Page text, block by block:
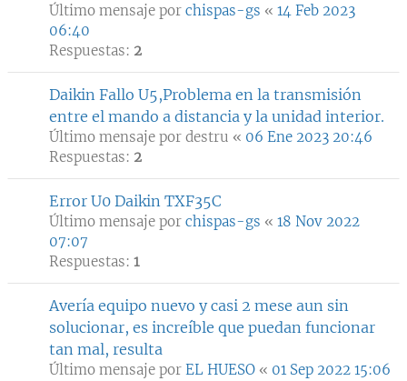
Último mensaje por chispas-gs « 14 Feb 2023
06:40
Respuestas: 2
Daikin Fallo U5,Problema en la transmisión
entre el mando a distancia y la unidad interior.
Último mensaje por destru « 06 Ene 2023 20:46
Respuestas: 2
Error U0 Daikin TXF35C
Último mensaje por chispas-gs « 18 Nov 2022
07:07
Respuestas: 1
Avería equipo nuevo y casi 2 mese aun sin
solucionar, es increíble que puedan funcionar
tan mal, resulta
Último mensaje por EL HUESO « 01 Sep 2022 15:06